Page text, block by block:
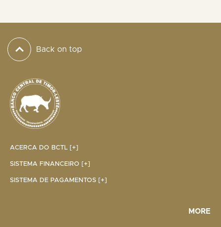
Back on top
ACERCA DO BCTL [+]
SISTEMA FINANCEIRO [+]
SISTEMA DE PAGAMENTOS [+]
MORE